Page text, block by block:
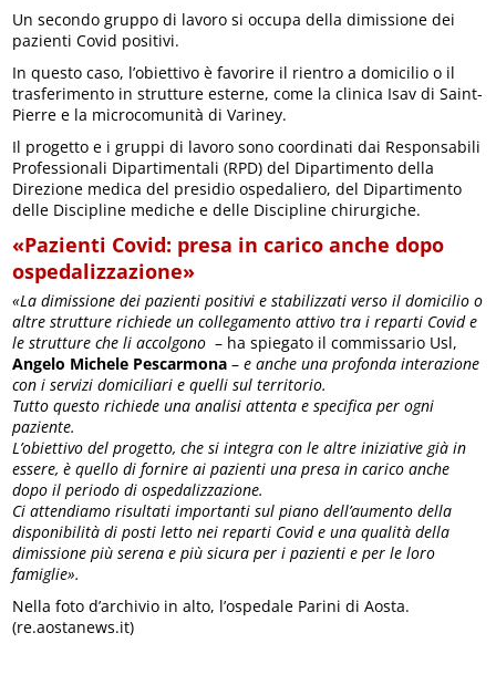
Un secondo gruppo di lavoro si occupa della dimissione dei
pazienti Covid positivi.
In questo caso, l’obiettivo è favorire il rientro a domicilio o il
trasferimento in strutture esterne, come la clinica Isav di Saint-
Pierre e la microcomunità di Variney.
Il progetto e i gruppi di lavoro sono coordinati dai Responsabili
Professionali Dipartimentali (RPD) del Dipartimento della
Direzione medica del presidio ospedaliero, del Dipartimento
delle Discipline mediche e delle Discipline chirurgiche.
«Pazienti Covid: presa in carico anche dopo
ospedalizzazione»
«La dimissione dei pazienti positivi e stabilizzati verso il domicilio o
altre strutture richiede un collegamento attivo tra i reparti Covid e
le strutture che li accolgono– ha spiegato il commissario Usl,
Angelo Michele Pescarmona – e anche una profonda interazione
con i servizi domiciliari e quelli sul territorio.
Tutto questo richiede una analisi attenta e specifica per ogni
paziente.
L’obiettivo del progetto, che si integra con le altre iniziative già in
essere, è quello di fornire ai pazienti una presa in carico anche
dopo il periodo di ospedalizzazione.
Ci attendiamo risultati importanti sul piano dell’aumento della
disponibilità di posti letto nei reparti Covid e una qualità della
dimissione più serena e più sicura per i pazienti e per le loro
famiglie».
Nella foto d’archivio in alto, l’ospedale Parini di Aosta.
(re.aostanews.it)